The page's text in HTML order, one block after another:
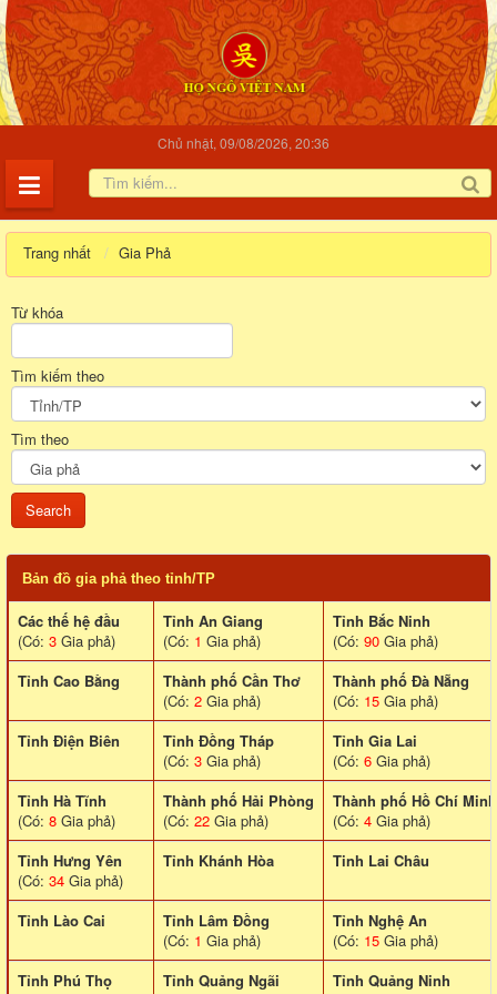
Chủ nhật, 09/08/2026, 20:36
Trang nhất Gia Phả
Từ khóa
Tìm kiếm theo
Tìm theo
Bản đồ gia phả theo tỉnh/TP
Các thế hệ đầu
(Có: 3 Gia phả)
Tỉnh An Giang
(Có: 1 Gia phả)
Tỉnh Bắc Ninh
(Có: 90 Gia phả)
Tỉnh Cao Bằng
Thành phố Cần Thơ
(Có: 2 Gia phả)
Thành phố Đà Nẵng
(Có: 15 Gia phả)
Tỉnh Điện Biên
Tỉnh Đồng Tháp
(Có: 3 Gia phả)
Tỉnh Gia Lai
(Có: 6 Gia phả)
Tỉnh Hà Tĩnh
(Có: 8 Gia phả)
Thành phố Hải Phòng
(Có: 22 Gia phả)
Thành phố Hồ Chí Minh
(Có: 4 Gia phả)
Tỉnh Hưng Yên
(Có: 34 Gia phả)
Tỉnh Khánh Hòa Tinh Lai Châu
Tỉnh Lào Cai
Tỉnh Lâm Đồng
(Có: 1 Gia phả)
Tỉnh Nghệ An
(Có: 15 Gia phả)
Tỉnh Phú Thọ
Tỉnh Quảng Ngãi
Tỉnh Quảng Ninh